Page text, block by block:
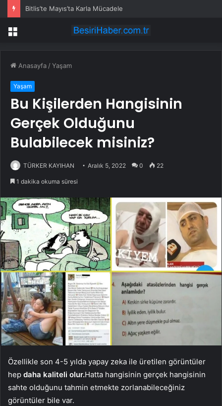
Bitlis’te Mayıs’ta Karla Mücadele
Menü
Anasayfa /Yaşam
Yaşam
Bu Kişilerden Hangisinin
Gerçek Olduğunu
Bulabilecek misiniz?
TÜRKER KAYIHAN Aralık 5, 2022 0 22
1 dakika okuma süresi
Özellikle son 4-5 yılda yapay zeka ile üretilen görüntüler
hep daha kaliteli olur.Hatta hangisinin gerçek hangisinin
sahte olduğunu tahmin etmekte zorlanabileceğiniz
görüntüler bile var.